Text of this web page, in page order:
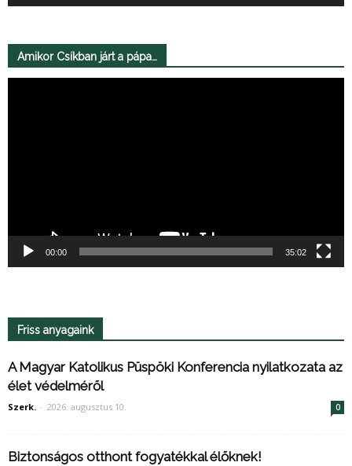
Amikor Csíkban járt a pápa…
00:00 35:02
Friss anyagaink
A Magyar Katolikus Püspöki Konferencia nyilatkozata az
élet védelméről
Szerk. - 2026. augusztus 10. 0
Biztonságos otthont fogyatékkal élőknek!